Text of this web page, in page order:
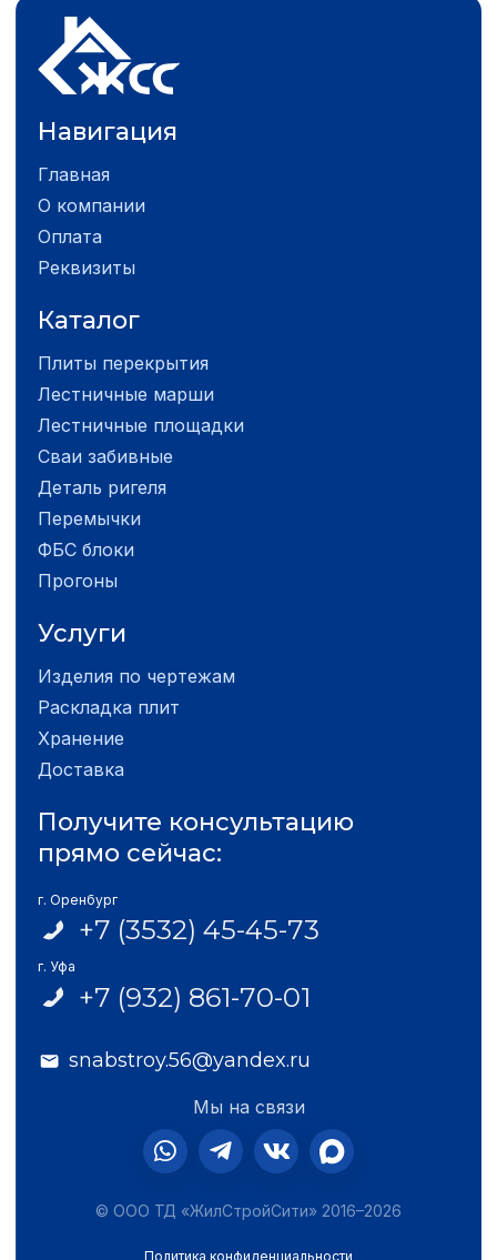
Навигация
Главная
О компании
Оплата
Реквизиты
Каталог
Плиты перекрытия
Лестничные марши
Лестничные площадки
Сваи забивные
Деталь ригеля
Перемычки
ФБС блоки
Прогоны
Услуги
Изделия по чертежам
Раскладка плит
Хранение
Доставка
Получите консультацию
прямо сейчас:
г. Оренбург
+7 (3532) 45-45-73
г. Уфа
+7 (932) 861-70-01
snabstroy.56@yandex.ru
Мы на связи
© ООО ТД «ЖилСтройСити» 2016–2026
Политика конфиденциальности